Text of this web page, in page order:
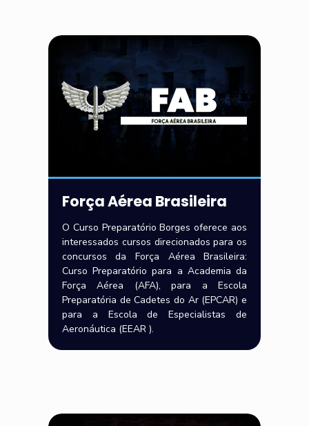
Força Aérea Brasileira
O Curso Preparatório Borges oferece aos
interessados cursos direcionados para os
concursos da Força Aérea Brasileira:
Curso Preparatório para a Academia da
Força Aérea (AFA), para a Escola
Preparatória de Cadetes do Ar (EPCAR) e
para a Escola de Especialistas de
Aeronáutica (EEAR ).